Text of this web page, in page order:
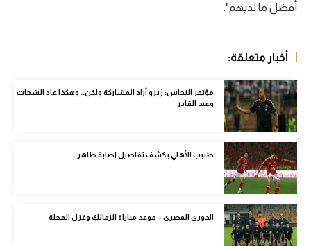
أمم إفريقيا
كرة يد
كرة طائرة
الوطن العربي
في المونديال
رياضة نسائية
آسيا
أفضل ما لديهم".
أخبار متعلقة:
مؤتمر النحاس: زيزو أراد المشاركة ولكن.. وهكذا عاد الشحات
وعبد القادر
طبيب الأهلي يكشف تفاصيل إصابة طاهر
الدوري المصري – موعد مباراة الزمالك وغزل المحلة